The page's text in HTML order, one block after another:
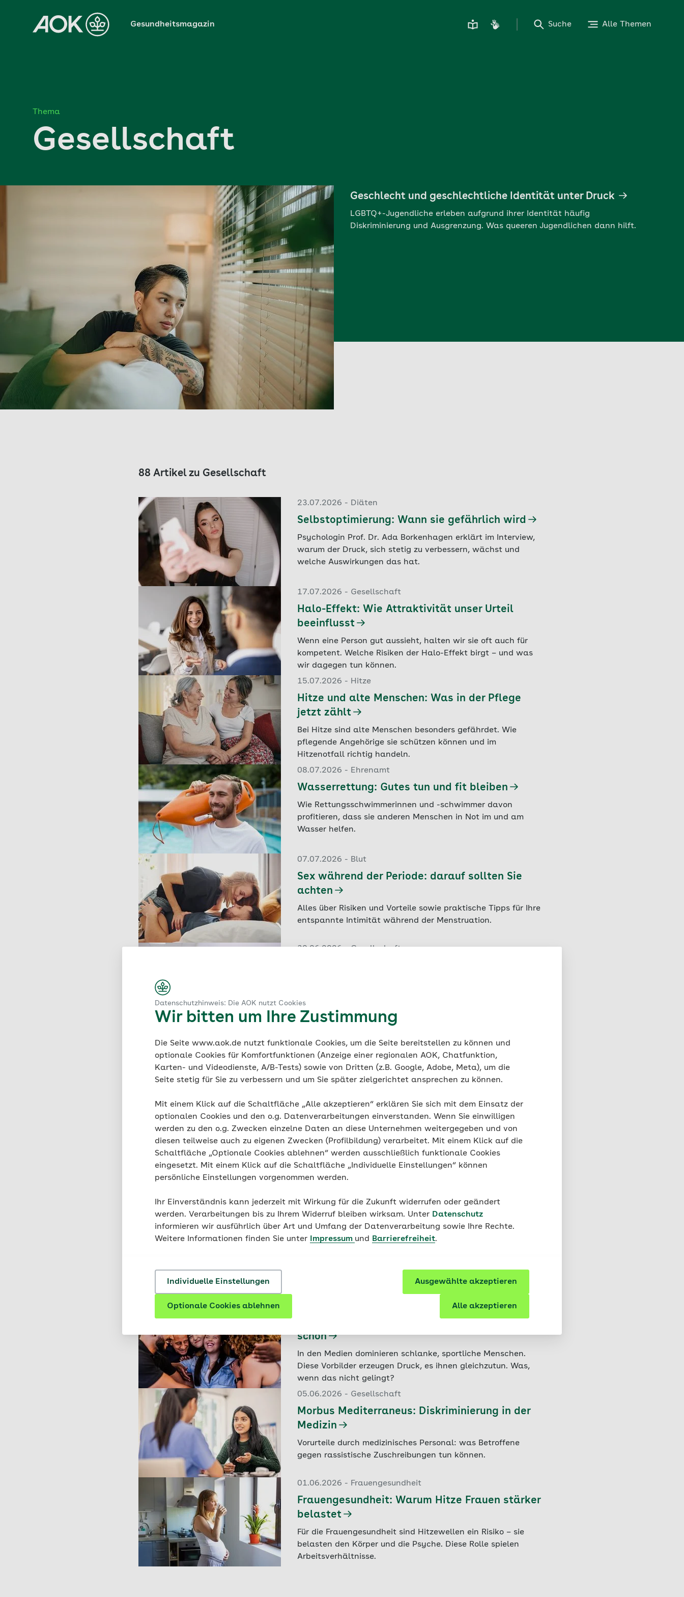
Datenschutzhinweis: Die AOK nutzt Cookies
Wir bitten um Ihre Zustimmung
Die Seite www.aok.de nutzt funktionale Cookies, um die Seite bereitstellen zu können und
optionale Cookies für Komfortfunktionen (Anzeige einer regionalen AOK, Chatfunktion,
Karten- und Videodienste, A/B-Tests) sowie von Dritten (z.B. Google, Adobe, Meta), um die
Seite stetig für Sie zu verbessern und um Sie später zielgerichtet ansprechen zu können.
Mit einem Klick auf die Schaltfläche „Alle akzeptieren“ erklären Sie sich mit dem Einsatz der
optionalen Cookies und den o.g. Datenverarbeitungen einverstanden. Wenn Sie einwilligen
werden zu den o.g. Zwecken einzelne Daten an diese Unternehmen weitergegeben und von
diesen teilweise auch zu eigenen Zwecken (Profilbildung) verarbeitet. Mit einem Klick auf die
Schaltfläche „Optionale Cookies ablehnen“ werden ausschließlich funktionale Cookies
eingesetzt. Mit einem Klick auf die Schaltfläche „Individuelle Einstellungen“ können
persönliche Einstellungen vorgenommen werden.
Ihr Einverständnis kann jederzeit mit Wirkung für die Zukunft widerrufen oder geändert
werden. Verarbeitungen bis zu Ihrem Widerruf bleiben wirksam. Unter Datenschutz
informieren wir ausführlich über Art und Umfang der Datenverarbeitung sowie Ihre Rechte.
Weitere Informationen finden Sie unter
Impressum und Barrierefreiheit.
Individuelle Einstellungen Ausgewählte akzeptieren
Optionale Cookies ablehnen Alle akzeptieren
Hauptinhalt
springen
Gesundheitsmagazin Suche Alle Themen
Thema
Gesellschaft
Geschlecht und geschlechtliche Identität unter Druck
LGBTQ+-Jugendliche erleben aufgrund ihrer Identität häufig
Diskriminierung und Ausgrenzung. Was queeren Jugendlichen dann hilft.
88 Artikel zu Gesellschaft
23.07.2026 - Diäten
Selbstoptimierung: Wann sie gefährlich wird
Psychologin Prof. Dr. Ada Borkenhagen erklärt im Interview,
warum der Druck, sich stetig zu verbessern, wächst und
welche Auswirkungen das hat.
17.07.2026 - Gesellschaft
Halo-Effekt: Wie Attraktivität unser Urteil
beeinflusst
Wenn eine Person gut aussieht, halten wir sie oft auch für
kompetent. Welche Risiken der Halo-Effekt birgt – und was
wir dagegen tun können.
15.07.2026 - Hitze
Hitze und alte Menschen: Was in der Pflege
jetzt zählt
Bei Hitze sind alte Menschen besonders gefährdet. Wie
pflegende Angehörige sie schützen können und im
Hitzenotfall richtig handeln.
08.07.2026 - Ehrenamt
Wasserrettung: Gutes tun und fit bleiben
Wie Rettungsschwimmerinnen und -schwimmer davon
profitieren, dass sie anderen Menschen in Not im und am
Wasser helfen.
07.07.2026 - Blut
Sex während der Periode: darauf sollten Sie
achten
Alles über Risiken und Vorteile sowie praktische Tipps für Ihre
entspannte Intimität während der Menstruation.
30.06.2026 - Gesellschaft
Arztbesuche erleben. Was Praxen und Patienten und
Patientinnen vorab klären sollten.
Perfektionismus erkennen und an Gelassenheit
gewinnen
18.06.2026 - Gesellschaft
Wie mehr Chancengleichheit im Sport gelingen
kann
Diskriminierung, Strukturen, fehlendes Wissen: Viele
können Vereine dagegen tun.
17.06.2026 - Gesellschaft
Schönheitsideale: Wie gelingt ein gesunder
kommen und gehen – und setzen dennoch viele Menschen
schön
In den Medien dominieren schlanke, sportliche Menschen.
Diese Vorbilder erzeugen Druck, es ihnen gleichzutun. Was,
wenn das nicht gelingt?
05.06.2026 - Gesellschaft
Morbus Mediterraneus: Diskriminierung in der
Medizin
Vorurteile durch medizinisches Personal: was Betroffene
gegen rassistische Zuschreibungen tun können.
01.06.2026 - Frauengesundheit
Frauengesundheit: Warum Hitze Frauen stärker
belastet
Für die Frauengesundheit sind Hitzewellen ein Risiko – sie
belasten den Körper und die Psyche. Diese Rolle spielen
Arbeitsverhältnisse.